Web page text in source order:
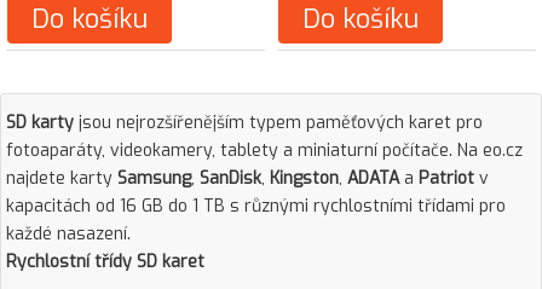
Do košíku Do košíku
SD karty jsou nejrozšířenějším typem paměťových karet pro
fotoaparáty, videokamery, tablety a miniaturní počítače. Na eo.cz
najdete karty Samsung, SanDisk, Kingston, ADATAa Patriot v
kapacitách od 16 GB do 1 TB s různými rychlostními třídami pro
každé nasazení.
Rychlostní třídy SD karet